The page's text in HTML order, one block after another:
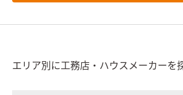
エリア別に工務店・ハウスメーカーを